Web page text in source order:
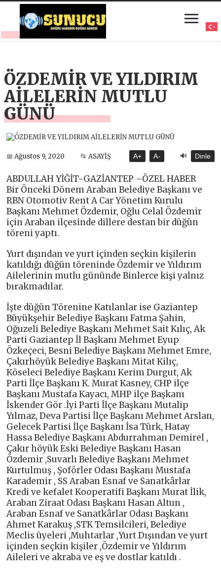
ÖZDEMİR VE YILDIRIM
AİLELERİN MUTLU
GÜNÜ
📅 Ağustos 9, 2020 📂 ASAYİŞ A+ A- 🔊 Dinle
ABDULLAH YİĞİT-GAZİANTEP –ÖZEL HABER
Bir Önceki Dönem Araban Belediye Başkanı ve
RBN Otomotiv Rent A Car Yönetim Kurulu
Başkanı Mehmet Özdemir, Oğlu Celal Özdemir
için Araban ilçesinde dillere destan bir düğün
töreni yaptı.
Yurt dışından ve yurt içinden seçkin kişilerin
katıldığı düğün töreninde Özdemir ve Yıldırım
Ailelerinin mutlu gününde Binlerce kişi yalnız
bırakmadılar.
İşte düğün Törenine Katılanlar ise Gaziantep
Büyükşehir Belediye Başkanı Fatma Şahin,
Oğuzeli Belediye Başkanı Mehmet Sait Kılıç, Ak
Parti Gaziantep İl Başkanı Mehmet Eyup
Özkeçeci, Besni Belediye Başkanı Mehmet Emre,
Çakırhöyük Belediye Başkanı Mitat Kilıç,
Köseleci Belediye Başkanı Kerim Durgut, Ak
Parti İlçe Başkanı K. Murat Kasney, CHP ilçe
Başkanı Mustafa Kayacı, MHP ilçe Başkanı
İskender Gör .İyi Parti İlçe Başkanı Mutalip
Yılmaz, Deva Partisi İlçe Başkanı Mehmet Arslan,
Gelecek Partisi İlçe Başkanı İsa Türk, Hatay
Hassa Belediye Başkanı Abdurrahman Demirel ,
Çakır höyük Eski Belediye Başkanı Hasan
Özdemir ,Suvarlı Belediye Başkanı Mehmet
Kurtulmuş , Şoförler Odası Başkanı Mustafa
Karademir , SS Araban Esnaf ve Sanatkârlar
Kredi ve kefalet Kooperatifi Başkanı Murat İlik,
Araban Ziraat Odası Başkanı Hasan Altun ,
Araban Esnaf ve Sanatkârlar Odası Başkanı
Ahmet Karakuş ,STK Temsilcileri, Belediye
Meclis üyeleri ,Muhtarlar ,Yurt Dışından ve yurt
içinden seçkin kişiler ,Özdemir ve Yıldırım
Aileleri ve akraba ve eş ve dostlar katıldı .